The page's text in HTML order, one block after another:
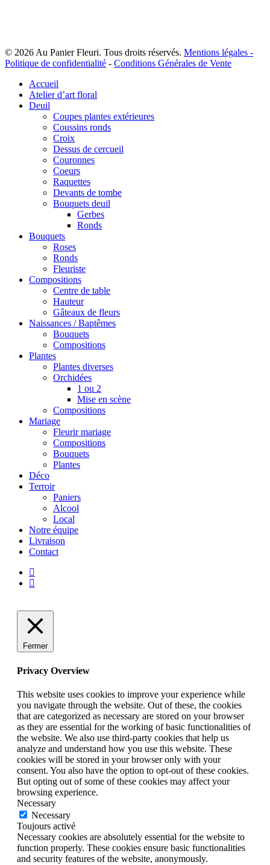
© 2026 Au Panier Fleuri. Tous droits réservés. Mentions légales -
Politique de confidentialité - Conditions Générales de Vente
Close
Menu
Accueil
Atelier d’art floral
Deuil
Coupes plantes extérieures
Coussins ronds
Croix
Dessus de cercueil
Couronnes
Coeurs
Raquettes
Devants de tombe
Bouquets deuil
Gerbes
Ronds
Bouquets
Roses
Ronds
Fleuriste
Compositions
Centre de table
Hauteur
Gâteaux de fleurs
Naissances / Baptêmes
Bouquets
Compositions
Plantes
Plantes diverses
Orchidées
1 ou 2
Mise en scène
Compositions
Mariage
Fleurir mariage
Compositions
Bouquets
Plantes
Déco
Terroir
Paniers
Alcool
Local
Notre équipe
Livraison
Contact
facebook
instagram
Fermer
Privacy Overview
This website uses cookies to improve your experience while
you navigate through the website. Out of these, the cookies
that are categorized as necessary are stored on your browser
as they are essential for the working of basic functionalities of
the website. We also use third-party cookies that help us
analyze and understand how you use this website. These
cookies will be stored in your browser only with your
consent. You also have the option to opt-out of these cookies.
But opting out of some of these cookies may affect your
browsing experience.
Necessary
Necessary
Toujours activé
Necessary cookies are absolutely essential for the website to
function properly. These cookies ensure basic functionalities
and security features of the website, anonymously.